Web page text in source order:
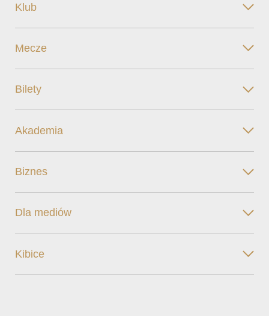
Klub
Mecze
Bilety
Akademia
Biznes
Dla mediów
Kibice